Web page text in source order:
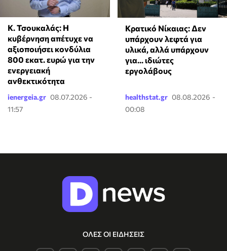
Κ. Τσουκαλάς: Η
κυβέρνηση απέτυχε να
αξιοποιήσει κονδύλια
800 εκατ. ευρώ για την
ενεργειακή
ανθεκτικότητα
ienergeia.gr 08.07.2026 -
11:57
Κρατικό Νίκαιας: Δεν
υπάρχουν λεφτά για
υλικά, αλλά υπάρχουν
για... ιδιώτες
εργολάβους
healthstat.gr 08.08.2026 -
00:08
ΟΛΕΣ ΟΙ ΕΙΔΗΣΕΙΣ